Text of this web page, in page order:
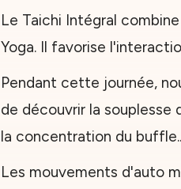
Le Taichi Intégral
Yoga. Il favorise
Pendant cette journée,
de découvrir la souplesse
la concentration du
Les mouvements d'auto